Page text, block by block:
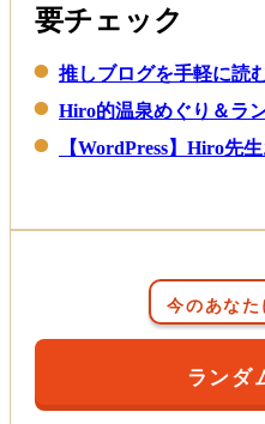
要チェック
推しブログを手軽に読
Hiro的温泉めぐり＆ラ
【WordPress】Hiro先
今のあな
ランダ